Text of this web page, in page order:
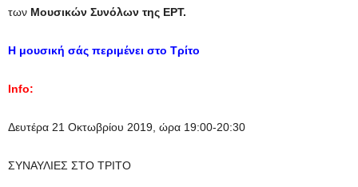
των Μουσικών Συνόλων της ΕΡΤ.
Η μουσική σάς περιμένει στο Τρίτο
Info:
Δευτέρα 21 Οκτωβρίου 2019, ώρα 19:00-20:30
ΣΥΝΑΥΛΙΕΣ ΣΤΟ ΤΡΙΤΟ